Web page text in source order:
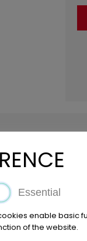
mit
750
pro Stück,
Essential
enable basic
of the website.